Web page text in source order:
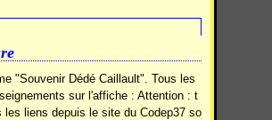
"Souvenir Dédé Caillault". Tous les
sur l'affiche : Attention : t
les liens depuis le site du Codep37 so